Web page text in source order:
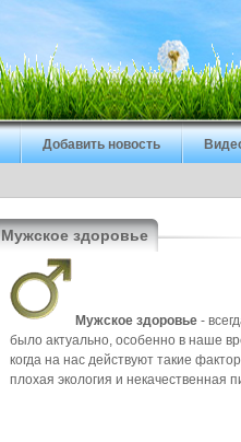
Добавить новость
Мужское здоровье
Мужское здоровье -
было актуально, особенно в наше
когда на нас действуют такие
плохая экология и некачественная